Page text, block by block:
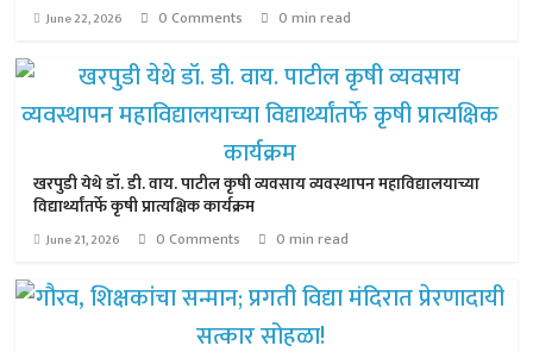
June 22, 2026 0 Comments 0 min read
खरपुडी येथे डॉ. डी. वाय. पाटील कृषी व्यवसाय व्यवस्थापन महाविद्यालयाच्या
विद्यार्थ्यांतर्फे कृषी प्रात्यक्षिक कार्यक्रम
June 21, 2026 0 Comments 0 min read